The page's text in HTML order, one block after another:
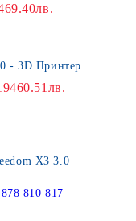
- 3D Принтер
X3 3.0
810 817